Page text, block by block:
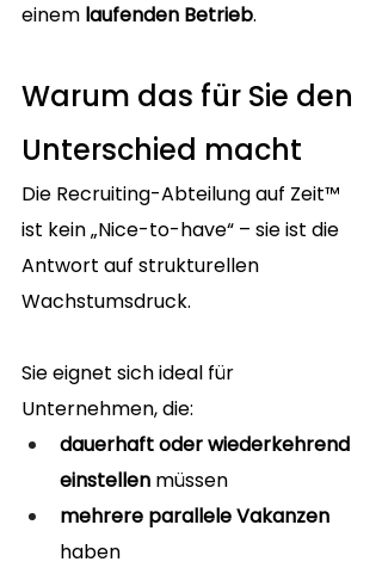
einem laufenden Betrieb.
Warum das für Sie den
Unterschied macht
Die Recruiting-Abteilung auf Zeit™
ist kein „Nice-to-have“ – sie ist die
Antwort auf strukturellen
Wachstumsdruck.
Sie eignet sich ideal für
Unternehmen, die:
dauerhaft oder wiederkehrend
einstellen müssen
mehrere parallele Vakanzen
haben